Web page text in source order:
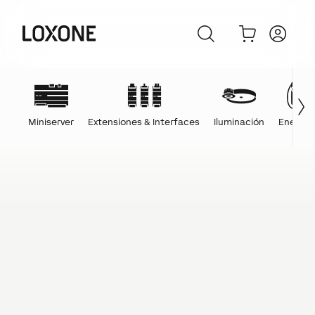
Miniserver Extensiones & Interfaces Iluminación Energía